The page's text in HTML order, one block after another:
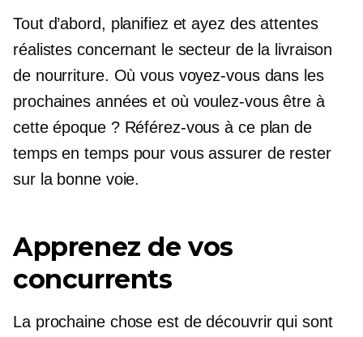
Tout d’abord, planifiez et ayez des attentes
réalistes concernant le secteur de la livraison
de nourriture. Où vous voyez-vous dans les
prochaines années et où voulez-vous être à
cette époque ? Référez-vous à ce plan de
temps en temps pour vous assurer de rester
sur la bonne voie.
Apprenez de vos
concurrents
La prochaine chose est de découvrir qui sont